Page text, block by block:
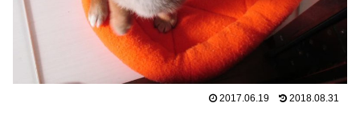
2017.06.19 2018.08.31